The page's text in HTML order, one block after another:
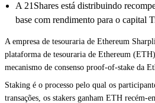
A 21Shares está distribuindo
base com rendimento para o capital
A empresa de tesouraria de Ethereum
plataforma de tesouraria de Ethereum
mecanismo de consenso proof-of-stake da
Staking é o processo pelo qual os
transações, os stakers ganham ETH